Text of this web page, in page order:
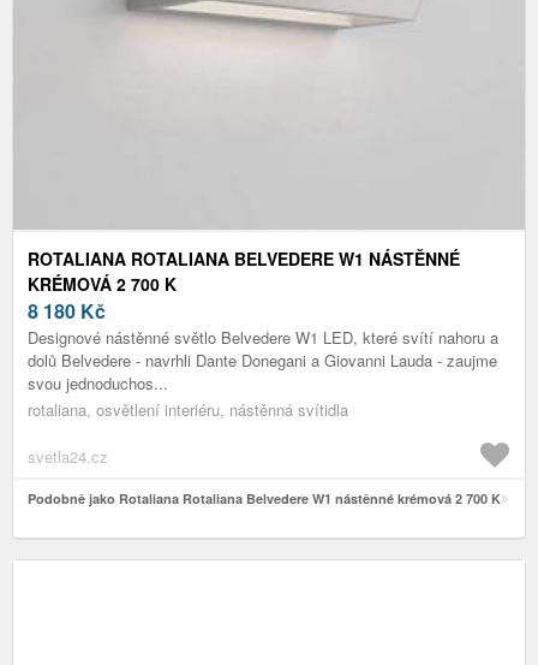
ROTALIANA ROTALIANA BELVEDERE W1 NÁSTĚNNÉ
KRÉMOVÁ 2 700 K
8 180 Kč
Designové nástěnné světlo Belvedere W1 LED, které svítí nahoru a
dolů Belvedere - navrhli Dante Donegani a Giovanni Lauda - zaujme
svou jednoduchos...
rotaliana, osvětlení interiéru, nástěnná svítidla
svetla24.cz
Podobně jako Rotaliana Rotaliana Belvedere W1 nástěnné krémová 2 700 K